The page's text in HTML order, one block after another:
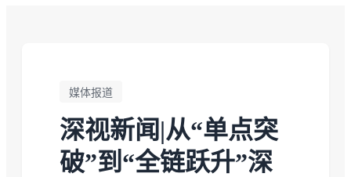
媒体报道
深视新闻|从“单点突
破”到“全链跃升”深